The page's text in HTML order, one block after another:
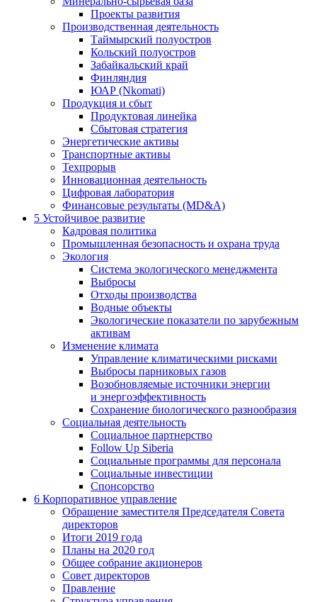
Проекты развития
Производственная деятельность
Таймырский полуостров
Кольский полуостров
Забайкальский край
Финляндия
ЮАР (Nkomati)
Продукция и сбыт
Продуктовая линейка
Сбытовая стратегия
Энергетические активы
Транспортные активы
Техпрорыв
Инновационная деятельность
Цифровая лаборатория
Финансовые результаты (MD&A)
5 Устойчивое развитие
Кадровая политика
Промышленная безопасность и охрана труда
Экология
Система экологического менеджмента
Выбросы
Отходы производства
Водные объекты
Экологические показатели по зарубежным
активам
Изменение климата
Управление климатическими рисками
Выбросы парниковых газов
Возобновляемые источники энергии
и энергоэффективность
Сохранение биологического разнообразия
Социальная деятельность
Социальное партнерство
Follow Up Siberia
Социальные программы для персонала
Социальные инвестиции
Спонсорство
6 Корпоративное управление
Обращение заместителя Председателя Совета
директоров
Итоги 2019 года
Планы на 2020 год
Общее собрание акционеров
Совет директоров
Правление